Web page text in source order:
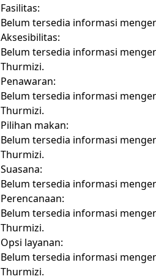
Fasilitas:
Belum tersedia informasi
Aksesibilitas:
Belum tersedia informasi
Thurmizi.
Penawaran:
Belum tersedia informasi
Thurmizi.
Pilihan makan:
Belum tersedia informasi
Thurmizi.
Suasana:
Belum tersedia informasi
Perencanaan:
Belum tersedia informasi
Thurmizi.
Opsi layanan:
Belum tersedia informasi
Thurmizi.